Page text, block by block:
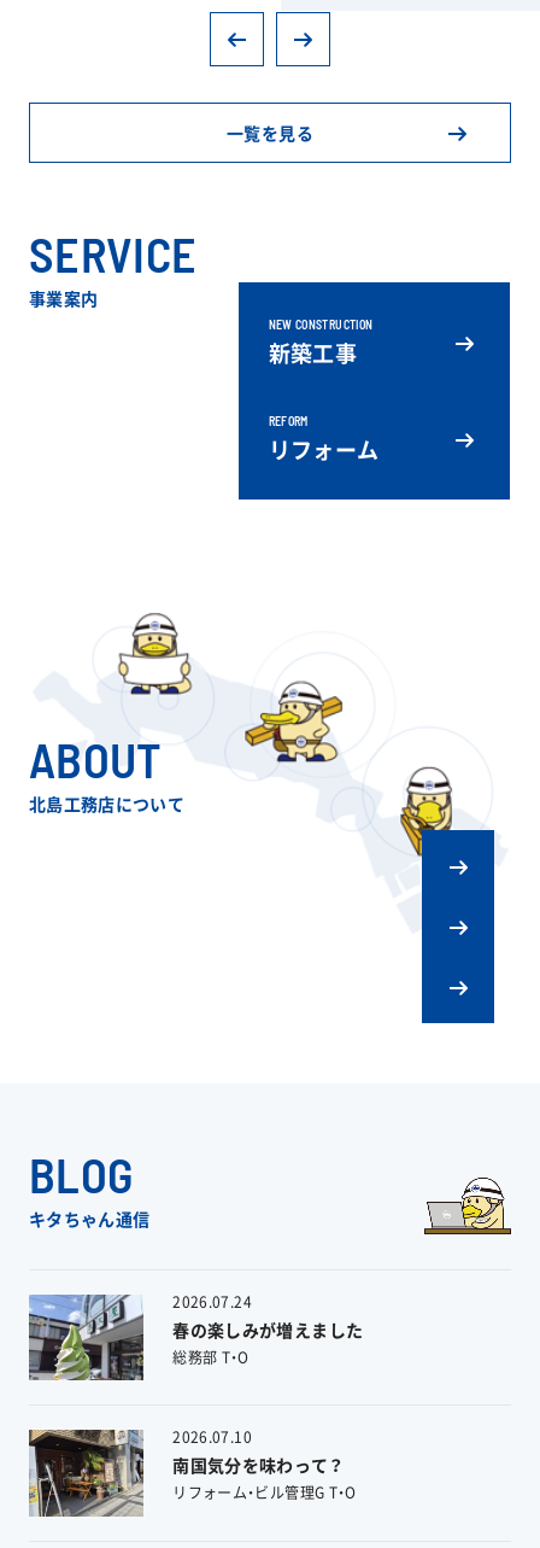
一覧を見る
SERVICE
事業案内
NEW CONSTRUCTION
新築工事
REFORM
リフォーム
ABOUT
北島工務店について
BLOG
キタちゃん通信
2026.07.24
春の楽しみが増えました
総務部 T・O
2026.07.10
南国気分を味わって？
リフォーム・ビル管理G T・O